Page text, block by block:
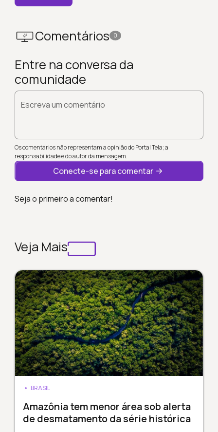
Comentários 0
Entre na conversa da
comunidade
Escreva um comentário
Os comentários não representam a opinião do Portal Tela; a
responsabilidade é do autor da mensagem.
Conecte-se para comentar
Seja o primeiro a comentar!
Veja Mais
BRASIL
Amazônia tem menor área sob alerta
de desmatamento da série histórica